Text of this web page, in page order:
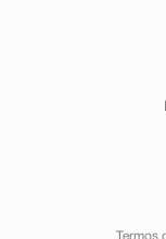
Termos